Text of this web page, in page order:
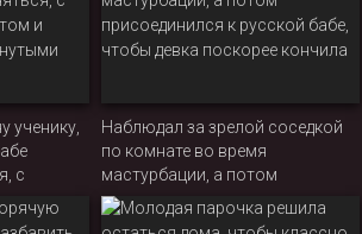
ученику,
с
и
Наблюдал за зрелой соседкой
по комнате во время
мастурбации, а потом
присоединился к русской бабе,
чтобы девка поскорее кончила